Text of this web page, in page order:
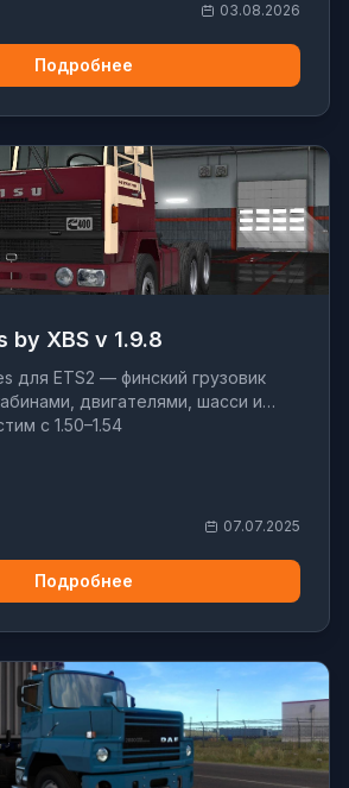
03.08.2026
Подробнее
by XBS v 1.9.8
для ETS2 — финский грузовик
двигателями, шасси и
с 1.50–1.54
07.07.2025
Подробнее